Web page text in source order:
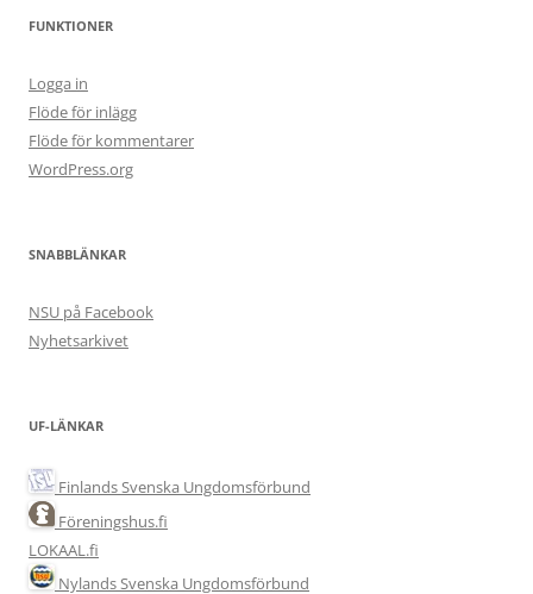
FUNKTIONER
Logga in
Flöde för inlägg
Flöde för kommentarer
WordPress.org
SNABBLÄNKAR
NSU på Facebook
Nyhetsarkivet
UF-LÄNKAR
Finlands Svenska Ungdomsförbund
Föreningshus.fi
LOKAAL.fi
Nylands Svenska Ungdomsförbund